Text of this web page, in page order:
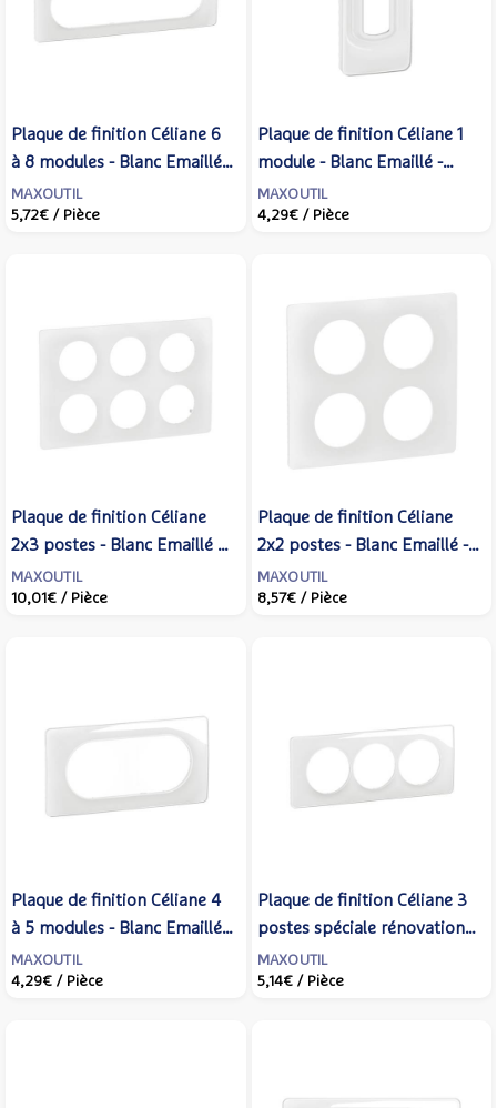
Plaque de finition Céliane 6
à 8 modules - Blanc Emaillé -
LEGRAND - CP0011
MAXOUTIL
5,72€ / Pièce
Plaque de finition Céliane 1
module - Blanc Emaillé -
LEGRAND - CP0013
MAXOUTIL
4,29€ / Pièce
Plaque de finition Céliane
2x3 postes - Blanc Emaillé -
LEGRAND - CP0010
MAXOUTIL
10,01€ / Pièce
Plaque de finition Céliane
2x2 postes - Blanc Emaillé -
LEGRAND - CP0009
MAXOUTIL
8,57€ / Pièce
Plaque de finition Céliane 4
à 5 modules - Blanc Emaillé -
LEGRAND - CP0008
MAXOUTIL
4,29€ / Pièce
Plaque de finition Céliane 3
postes spéciale rénovation -
Blanc Emaillé - LEGRAND -
CP0007
MAXOUTIL
5,14€ / Pièce